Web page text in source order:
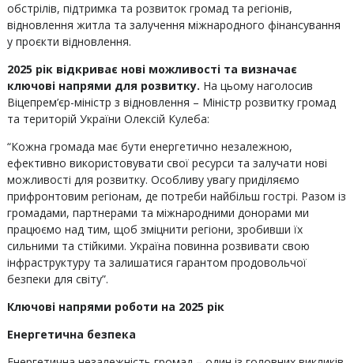
обстрілів, підтримка та розвиток громад та регіонів,
відновлення житла та залучення міжнародного фінансування
у проєкти відновлення.
2025 рік відкриває нові можливості та визначає
ключові напрями для розвитку. На цьому наголосив
Віцепрем’єр-міністр з відновлення – Міністр розвитку громад
та територій України Олексій Кулеба:
“Кожна громада має бути енергетично незалежною,
ефективно використовувати свої ресурси та залучати нові
можливості для розвитку. Особливу увагу приділяємо
прифронтовим регіонам, де потреби найбільш гострі. Разом із
громадами, партнерами та міжнародними донорами ми
працюємо над тим, щоб зміцнити регіони, зробивши їх
сильними та стійкими. Україна повинна розвивати свою
інфраструктуру та залишатися гарантом продовольчої
безпеки для світу”.
Ключові напрями роботи на 2025 рік
Енергетична безпека